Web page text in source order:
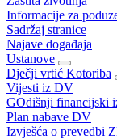
Informacije za
Sadržaj stranice
Najave događaja
Ustanove
Dječji vrtić Kotoriba
Vijesti iz DV
GOdišnji financijski
Plan nabave DV
Izvješća o prevedbi